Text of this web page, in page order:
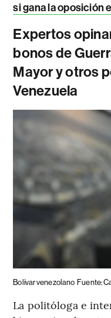
si gana la oposición
Expertos
bonos de
Mayor y otros
Venezuela
Bolívar venezolano Fuente:
La politóloga e